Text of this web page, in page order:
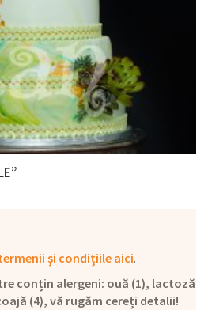
și condițiile aici.
conțin alergeni: ouă (1), lactoză
(4), vă rugăm cereți detalii!